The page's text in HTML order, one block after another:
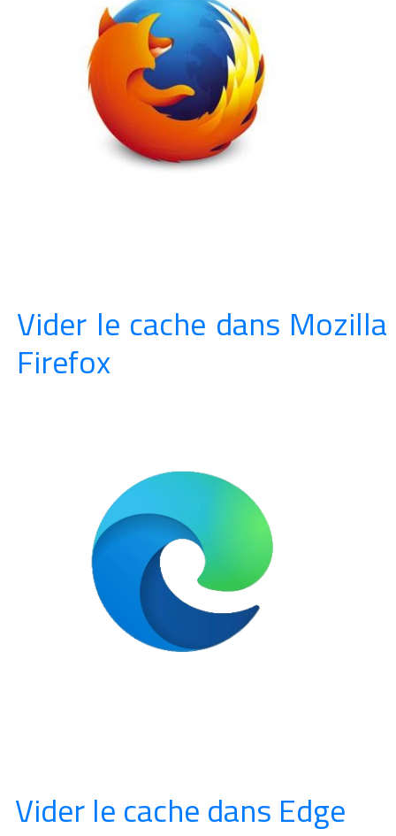
Vider le cache dans Mozilla
Firefox
Vider le cache dans Edge